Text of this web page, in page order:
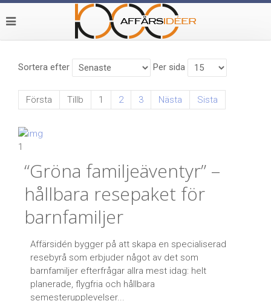
Sortera efter Per sida
Första Tillb 1 2 3 Nästa Sista
1
“Gröna familjeäventyr” –
hållbara resepaket för
barnfamiljer
Affärsidén bygger på att skapa en specialiserad
resebyrå som erbjuder något av det som
barnfamiljer efterfrågar allra mest idag: helt
planerade, flygfria och hållbara
semesterupplevelser...